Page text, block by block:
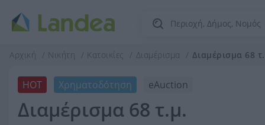
Αρχική Νικήτη Κατοικίες Διαμέρισμα Διαμέρισμα 68
HOT Χρηματοδότηση eAuction
Διαμέρισμα 68 τ.μ.